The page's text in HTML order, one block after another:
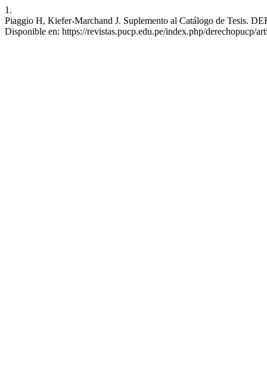
1.
Piaggio H, Kiefer-Marchand J. Suplemento al Catálogo de Tesis.
Disponible en: https://revistas.pucp.edu.pe/index.php/derechopucp/